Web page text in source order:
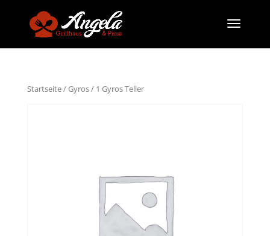
Startseite/Gyros/ 1 Gyros Teller